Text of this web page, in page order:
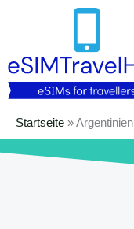
Startseite »Argentinien